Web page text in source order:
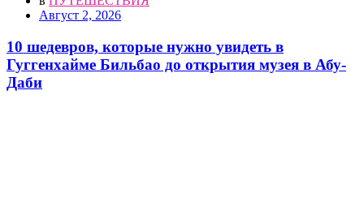
Август 2, 2026
10 шедевров, которые нужно увидеть в
Гуггенхайме Бильбао до открытия музея в Абу-
Даби